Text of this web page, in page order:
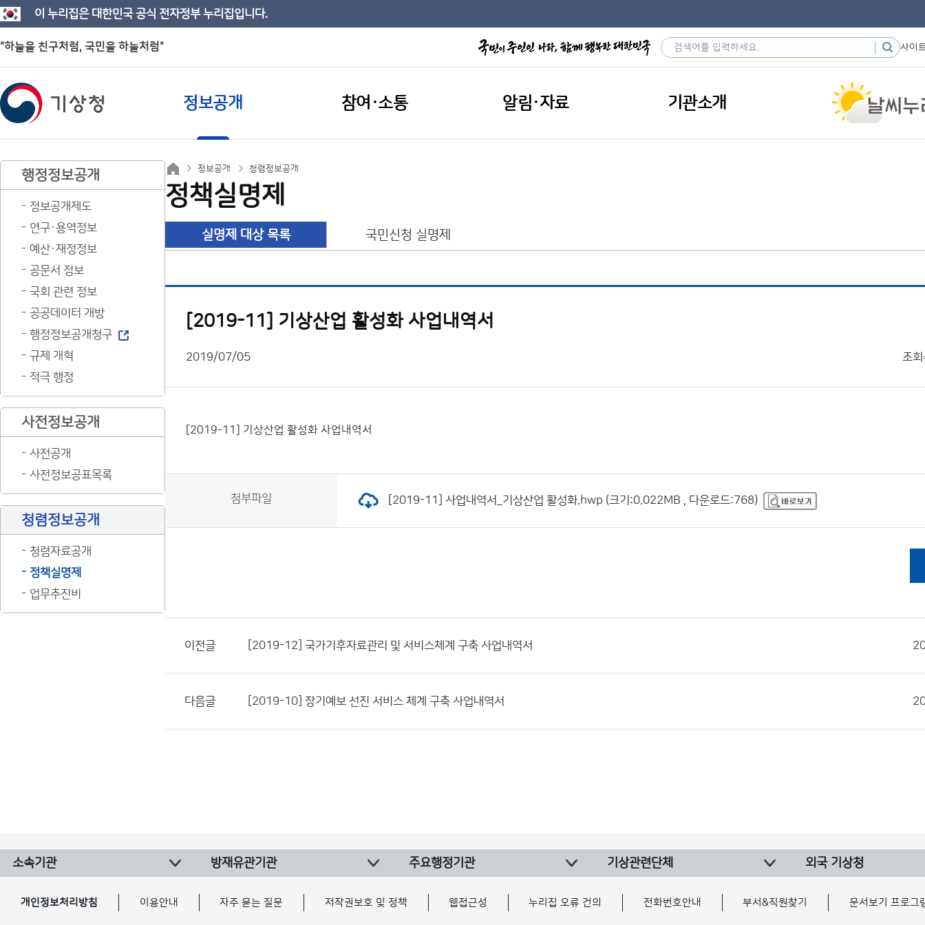
이 누리집은 대한민국 공식 전자정부 누리집입니다.
"하늘을 친구처럼, 국민을 하늘처럼" 사이
정보공개 참여·소통 알림·자료 기관소개
행정정보공개
정보공개제도
연구·용역정보
예산·재정정보
공문서 정보
국회 관련 정보
공공데이터 개방
행정정보공개청구
규제 개혁
적극 행정
사전정보공개
사전공개
사전정보공표목록
청렴정보공개
청렴자료공개
정책실명제
업무추진비
정보공개 청렴정보공개
정책실명제
실명제 대상 목록 국민신청 실명제
[2019-11] 기상산업 활성화 사업내역서
2019/07/05 조회
[2019-11] 기상산업 활성화 사업내역서
첨부파일 [2019-11] 사업내역서_기상산업 활성화.hwp (크기:0.022MB , 다운로드:768)
이전글 [2019-12] 국가기후자료관리 및 서비스체계 구축 사업내역서
다음글 [2019-10] 장기예보 선진 서비스 체계 구축 사업내역서
소속기관 방재유관기관 주요행정기관 기상관련단체 외국 기상청
개인정보처리방침 이용안내 자주 묻는 질문 저작권보호 및 정책 웹접근성 누리집 오류 건의 전화번호안내 부서&직원찾기 문서보기 프로그